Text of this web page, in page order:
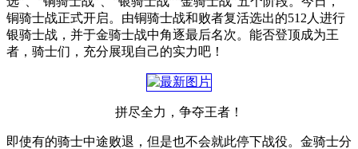
铜骑士战正式开启。由铜骑士战和败者复活选出的512人进行
银骑士战，并于金骑士战中角逐最后名次。能否登顶成为王
者，骑士们，充分展现自己的实力吧！
拼尽全力，争夺王者！
即使有的骑士中途败退，但是也不会就此停下战役。金骑士分